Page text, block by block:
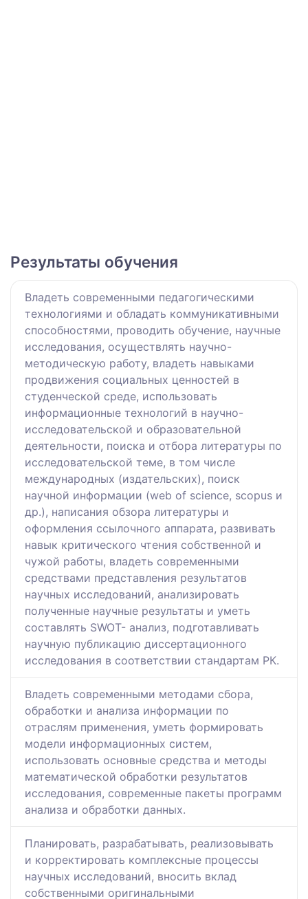
Результаты обучения
Владеть современными педагогическими
технологиями и обладать коммуникативными
способностями, проводить обучение, научные
исследования, осуществлять научно-
методическую работу, владеть навыками
продвижения социальных ценностей в
студенческой среде, использовать
информационные технологий в научно-
исследовательской и образовательной
деятельности, поиска и отбора литературы по
исследовательской теме, в том числе
международных (издательских), поиск
научной информации (web of science, scopus и
др.), написания обзора литературы и
оформления ссылочного аппарата, развивать
навык критического чтения собственной и
чужой работы, владеть современными
средствами представления результатов
научных исследований, анализировать
полученные научные результаты и уметь
составлять SWOТ- анализ, подготавливать
научную публикацию диссертационного
исследования в соответствии стандартам РК.
Владеть современными методами сбора,
обработки и анализа информации по
отраслям применения, yметь формировать
модели информационных систем,
использовать основные средства и методы
математической обработки результатов
исследования, современные пакеты программ
анализа и обработки данных.
Планировать, разрабатывать, реализовывать
и корректировать комплексные процессы
научных исследований, вносить вклад
собственными оригинальными